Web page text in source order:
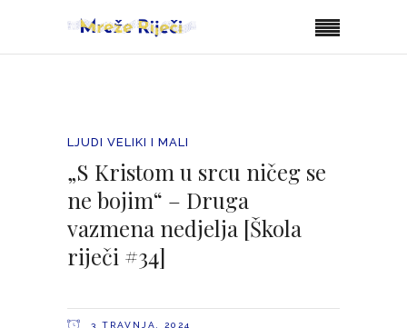
LJUDI VELIKI I MALI
„S Kristom u srcu ničeg se
ne bojim“ – Druga
vazmena nedjelja [Škola
riječi #34]
3 TRAVNJA, 2024